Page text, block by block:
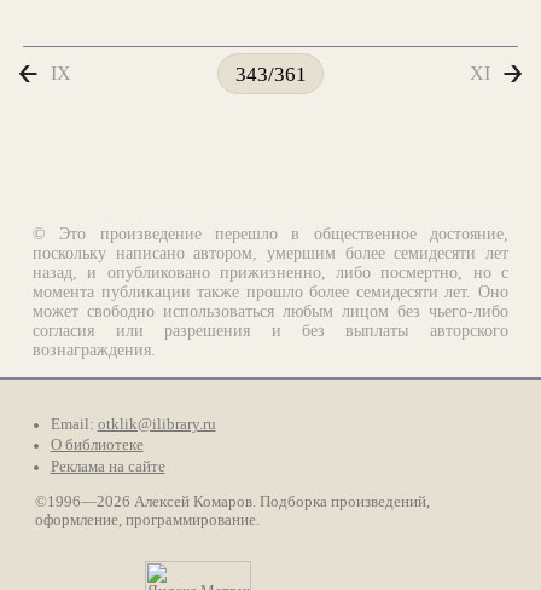
IX 343/361 XI
© Это произведение перешло в общественное достояние,
поскольку написано автором, умершим более семидесяти лет
назад, и опубликовано прижизненно, либо посмертно, но с
момента публикации также прошло более семидесяти лет. Оно
может свободно использоваться любым лицом без чьего-либо
согласия или разрешения и без выплаты авторского
вознаграждения.
Email: otklik@ilibrary.ru
О библиотеке
Реклама на сайте
©1996—2026 Алексей Комаров. Подборка произведений,
оформление, программирование.